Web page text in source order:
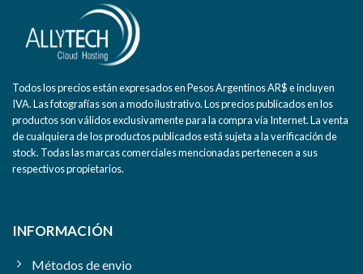
Todos los precios están expresados en Pesos Argentinos AR$ e incluyen
IVA. Las fotografías son a modo ilustrativo. Los precios publicados en los
productos son válidos exclusivamente para la compra vía Internet. La venta
de cualquiera de los productos publicados está sujeta a la verificación de
stock. Todas las marcas comerciales mencionadas pertenecen a sus
respectivos propietarios.
INFORMACIÓN
Métodos de envio